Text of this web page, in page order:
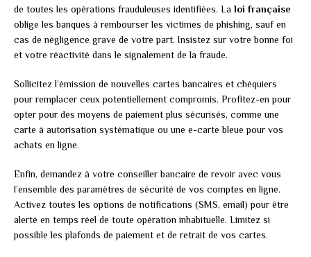
de toutes les opérations frauduleuses identifiées. La loi française
oblige les banques à rembourser les victimes de phishing, sauf en
cas de négligence grave de votre part. Insistez sur votre bonne foi
et votre réactivité dans le signalement de la fraude.
Sollicitez l’émission de nouvelles cartes bancaires et chéquiers
pour remplacer ceux potentiellement compromis. Profitez-en pour
opter pour des moyens de paiement plus sécurisés, comme une
carte à autorisation systématique ou une e-carte bleue pour vos
achats en ligne.
Enfin, demandez à votre conseiller bancaire de revoir avec vous
l’ensemble des paramètres de sécurité de vos comptes en ligne.
Activez toutes les options de notifications (SMS, email) pour être
alerté en temps réel de toute opération inhabituelle. Limitez si
possible les plafonds de paiement et de retrait de vos cartes.